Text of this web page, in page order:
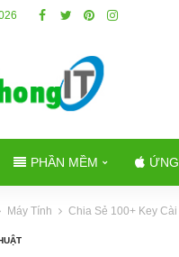
PHẦN MỀM
Máy Tính Chia Sẻ 100+ Key